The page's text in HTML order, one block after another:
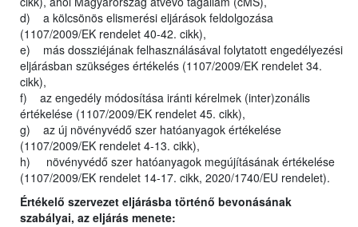
d) a kölcsönös elismerési eljárások feldolgozása
(1107/2009/EK rendelet 40-42. cikk),
e) más dossziéjának felhasználásával folytatott engedélyezési
eljárásban szükséges értékelés (1107/2009/EK rendelet 34.
cikk),
f) az engedély módosítása iránti kérelmek (inter)zonális
értékelése (1107/2009/EK rendelet 45. cikk),
g) az új növényvédő szer hatóanyagok értékelése
(1107/2009/EK rendelet 4-13. cikk),
h) növényvédő szer hatóanyagok megújításának értékelése
(1107/2009/EK rendelet 14-17. cikk, 2020/1740/EU rendelet).
Értékelő szervezet eljárásba történő bevonásának
szabályai, az eljárás menete: